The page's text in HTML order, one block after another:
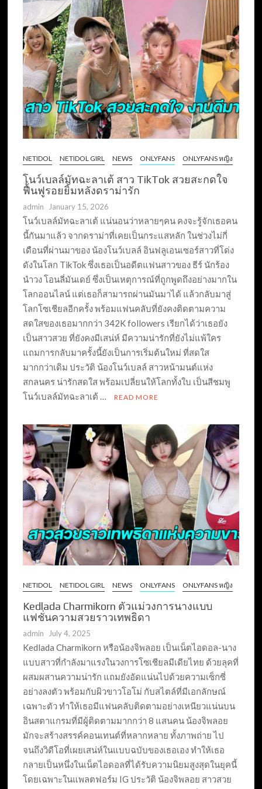
NETIDOL NETIDOL GIRL NEWS ONLYFANS ONLYFANS หญิง
โนว์เบลล์มัทฉะลาเต้ สาว TikTok สวยสะกดใจ
ฟื้นฟูรอยยิ้มหลังดราม่ารัก
admin January 15, 2026
โนว์เบลล์มัทฉะลาเต้ แน่นอนว่าหลายๆคน คงจะรู้จักเธอคน
นี้กันมาแล้ว จากดราม่าที่เคยเป็นกระแสหลัก ในช่วงไม่กี่
เดือนที่ผ่านมาของ น้องโนว์เบลล์ อินฟลูเอนเซอร์สาวที่โด่ง
ดังในโลก TikTok ซึ่งเธอเป็นอดีตแฟนสาวของ ธีร์ นักร้อง
นำวง โอนลี่มันเดย์ ซึ่งเป็นเหตุการณ์ที่ถูกพูดถึงอย่างมากใน
โลกออนไลน์ แต่เธอก็สามารถผ่านมันมาได้ แล้วกลับมาสู่
โลกโซเชียลอีกครั้ง พร้อมแฟนคลับที่ยังคงติดตามความ
สดใสของเธอมากกว่า 342K followers เรียกได้ว่าเธอยัง
เป็นสาวสวย ที่ยังคงมีเสน่ห์ มีความน่ารักที่ยังไม่แพ้ใคร
แถมการกลับมาครั้งนี้ยังเป็นการเริ่มต้นใหม่ ที่สดใส
มากกว่าเดิม ประวัติ น้องโนว์เบลล์ สาวหน้ามนต์แห่ง
สกลนคร น่ารักสดใส พร้อมเปลี่ยนให้โลกทั้งใบ เป็นสีชมพู
โนว์เบลล์มัทฉะลาเต้ …
READ MORE
NETIDOL NETIDOL GIRL NEWS ONLYFANS ONLYFANS หญิง
Kedlada Charmikorn ตัวแม่วงการนางแบบ
แฟชั่นความสวยราวเทพธิดา
admin July 4, 2025
Kedlada Charmikorn หรือน้องจิพลอย เป็นเน็ตไอดอล-นาง
แบบสาวที่กำลังมาแรงในวงการโซเชียลมีเดียไทย ด้วยลุคที่
ผสมผสานความน่ารัก แถมยังอัดแน่นไปด้วยความเซ็กซี่
อย่างลงตัว พร้อมกับผิวขาวโอโม่ กับสไตล์ที่มีเอกลักษณ์
เฉพาะตัว ทำให้เธอมีแฟนคลับติดตามอย่างเหนียวแน่นบน
อินสตาแกรมที่มีผู้ติดตามมากกว่า 8 แสนคน น้องจิพลอย
มักจะสร้างสรรค์คอนเทนต์ที่หลากหลาย ทั้งภาพถ่าย ไป
จนถึงวิดีโอที่เผยเสน่ห์ในแบบฉบับของเธอเอง ทำให้เธอ
กลายเป็นหนึ่งในเน็ตไอดอลที่ได้รับความนิยมสูงสุดในยุคนี้
โดยเฉพาะในแพลตฟอร์ม IG ประวัติ น้องจิพลอย สาวสวย